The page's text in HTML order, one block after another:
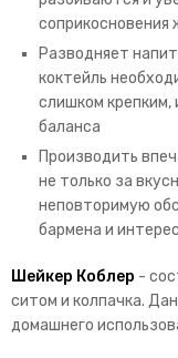
соприкосновения
Разводняет
коктейль
слишком крепким,
баланса
Производить
не только за
неповторимую
бармена и
Шейкер Коблер - с
ситом и колпачка.
домашнего